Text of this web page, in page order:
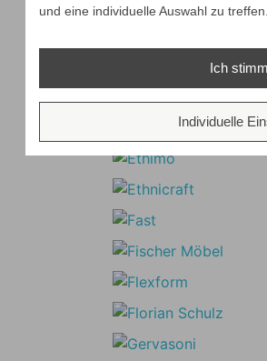
und eine individuelle Auswahl zu treffen.
Ich
Individuelle